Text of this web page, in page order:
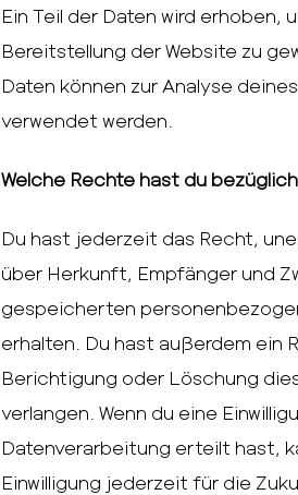
Ein Teil der Daten wird erhoben,
Bereitstellung der Website zu
Daten können zur Analyse
verwendet werden.
Welche Rechte hast du
Du hast jederzeit das Recht,
über Herkunft, Empfänger und
gespeicherten
erhalten. Du hast außerdem ein
Berichtigung oder Löschung
verlangen. Wenn du eine
Datenverarbeitung erteilt hast,
Einwilligung jederzeit für die